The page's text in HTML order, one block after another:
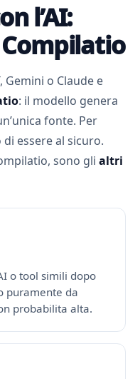
l’AI:
Gemini o Claude e
: il modello genera
fonte. Per
essere al sicuro.
sono gli altri
o tool simili dopo
puramente da
probabilita alta.